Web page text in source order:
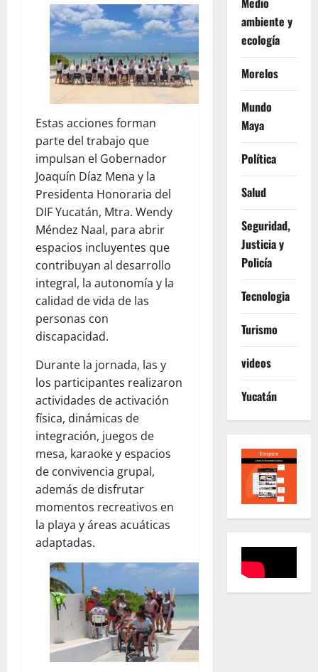
Estas acciones forman
parte del trabajo que
impulsan el Gobernador
Joaquín Díaz Mena y la
Presidenta Honoraria del
DIF Yucatán, Mtra. Wendy
Méndez Naal, para abrir
espacios incluyentes que
contribuyan al desarrollo
integral, la autonomía y la
calidad de vida de las
personas con
discapacidad.
Durante la jornada, las y
los participantes realizaron
actividades de activación
física, dinámicas de
integración, juegos de
mesa, karaoke y espacios
de convivencia grupal,
además de disfrutar
momentos recreativos en
la playa y áreas acuáticas
adaptadas.
ambiente y
ecología
Morelos
Mundo
Maya
Política
Salud
Seguridad,
Justicia y
Policía
Tecnologia
Turismo
videos
Yucatán